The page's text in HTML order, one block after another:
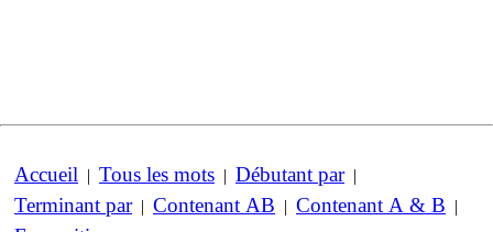
Accueil | Tous les mots | Débutant par|
Terminant par| Contenant AB | Contenant A & B |